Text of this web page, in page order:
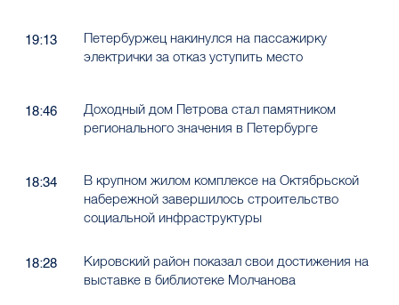
19:13
Петербуржец накинулся на пассажирку
электрички за отказ уступить место
18:46
Доходный дом Петрова стал памятником
регионального значения в Петербурге
18:34
В крупном жилом комплексе на Октябрьской
набережной завершилось строительство
социальной инфраструктуры
18:28
Кировский район показал свои достижения на
выставке в библиотеке Молчанова